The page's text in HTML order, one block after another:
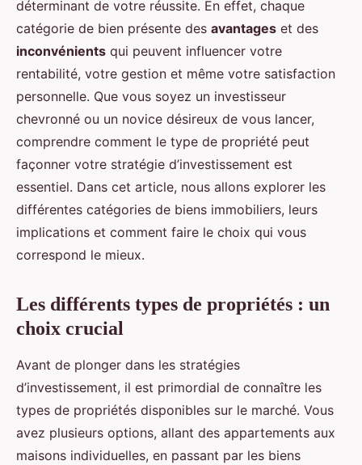
stratégie d'investissement ?
Sarah•20 décembre 2024•5 min de lecture
déterminant de votre réussite. En effet, chaque
catégorie de bien présente des avantages et des
inconvénients qui peuvent influencer votre
rentabilité, votre gestion et même votre satisfaction
personnelle. Que vous soyez un investisseur
chevronné ou un novice désireux de vous lancer,
comprendre comment le type de propriété peut
façonner votre stratégie d’investissement est
essentiel. Dans cet article, nous allons explorer les
différentes catégories de biens immobiliers, leurs
implications et comment faire le choix qui vous
correspond le mieux.
Les différents types de propriétés : un
choix crucial
Avant de plonger dans les stratégies
d’investissement, il est primordial de connaître les
types de propriétés disponibles sur le marché. Vous
avez plusieurs options, allant des appartements aux
maisons individuelles, en passant par les biens